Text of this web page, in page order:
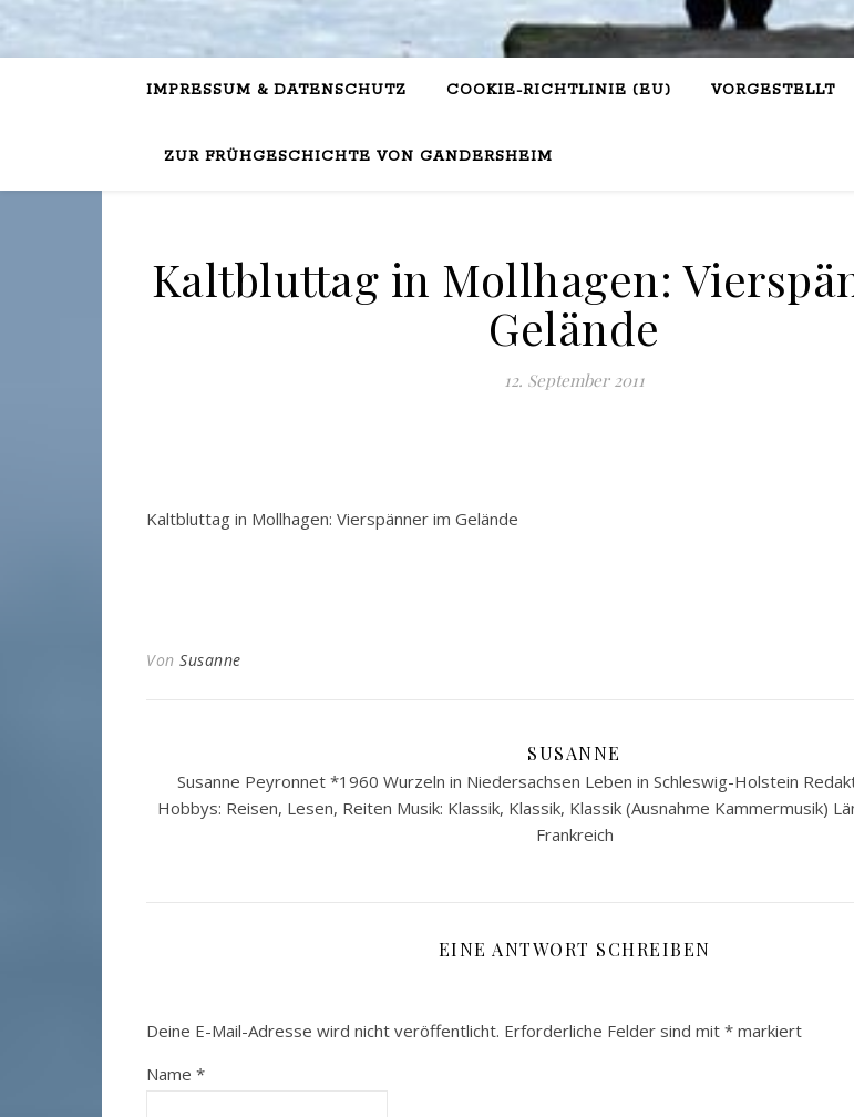
IMPRESSUM & DATENSCHUTZ COOKIE-RICHTLINIE (EU) VORGESTELLT
ZUR FRÜHGESCHICHTE VON GANDERSHEIM
Kaltbluttag in Mollhagen:
Gelände
12. September 2011
Kaltbluttag in Mollhagen: Vierspänner im Gelände
Von Susanne
SUSANNE
Susanne Peyronnet *1960 Wurzeln in Niedersachsen Leben in Schleswig-Holstein
Hobbys: Reisen, Lesen, Reiten Musik: Klassik, Klassik, Klassik (Ausnahme Kammermusik)
Frankreich
EINE ANTWORT SCHREIBEN
Deine E-Mail-Adresse wird nicht veröffentlicht. Erforderliche Felder sind mit * markiert
Name *